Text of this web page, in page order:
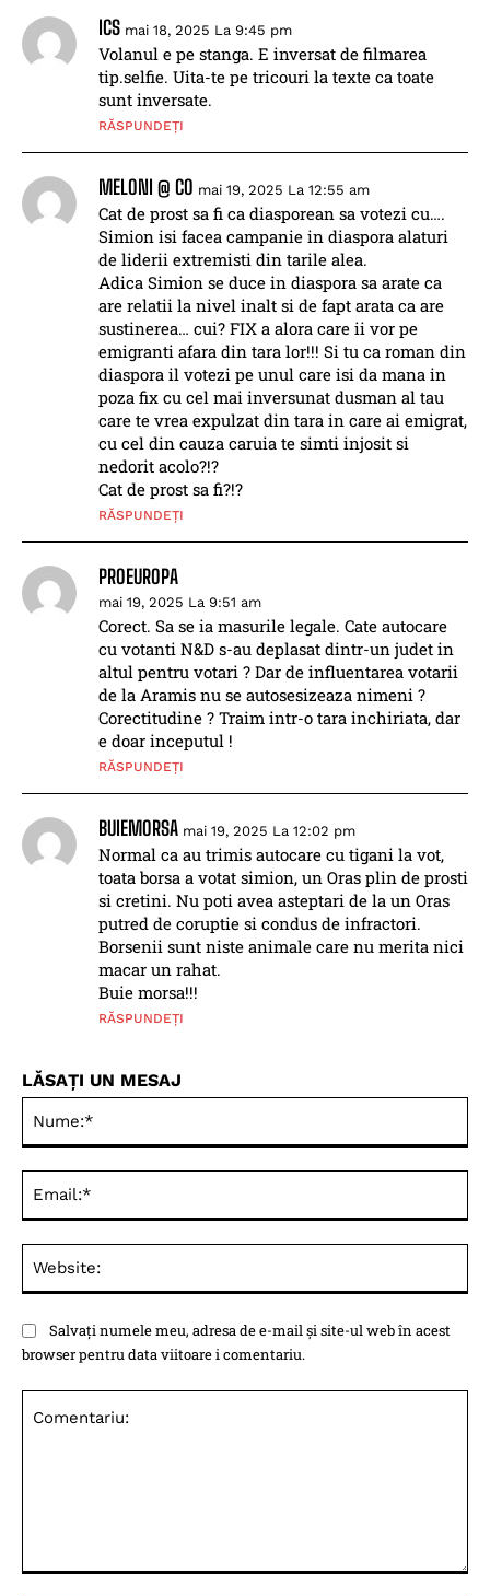
ICS mai 18, 2025 La 9:45 pm
Volanul e pe stanga. E inversat de filmarea
tip.selfie. Uita-te pe tricouri la texte ca toate
sunt inversate.
RĂSPUNDEȚI
MELONI @ CO mai 19, 2025 La 12:55 am
Cat de prost sa fi ca diasporean sa votezi cu….
Simion isi facea campanie in diaspora alaturi
de liderii extremisti din tarile alea.
Adica Simion se duce in diaspora sa arate ca
are relatii la nivel inalt si de fapt arata ca are
sustinerea… cui? FIX a alora care ii vor pe
emigranti afara din tara lor!!! Si tu ca roman din
diaspora il votezi pe unul care isi da mana in
poza fix cu cel mai inversunat dusman al tau
care te vrea expulzat din tara in care ai emigrat,
cu cel din cauza caruia te simti injosit si
nedorit acolo?!?
Cat de prost sa fi?!?
RĂSPUNDEȚI
PROEUROPA
mai 19, 2025 La 9:51 am
Corect. Sa se ia masurile legale. Cate autocare
cu votanti N&D s-au deplasat dintr-un judet in
altul pentru votari ? Dar de influentarea votarii
de la Aramis nu se autosesizeaza nimeni ?
Corectitudine ? Traim intr-o tara inchiriata, dar
e doar inceputul !
RĂSPUNDEȚI
BUIEMORSA mai 19, 2025 La 12:02 pm
Normal ca au trimis autocare cu tigani la vot,
toata borsa a votat simion, un Oras plin de prosti
si cretini. Nu poti avea asteptari de la un Oras
putred de coruptie si condus de infractori.
Borsenii sunt niste animale care nu merita nici
macar un rahat.
Buie morsa!!!
RĂSPUNDEȚI
LĂSAȚI UN MESAJ
Salvați numele meu, adresa de e-mail și site-ul web în acest
browser pentru data viitoare i comentariu.